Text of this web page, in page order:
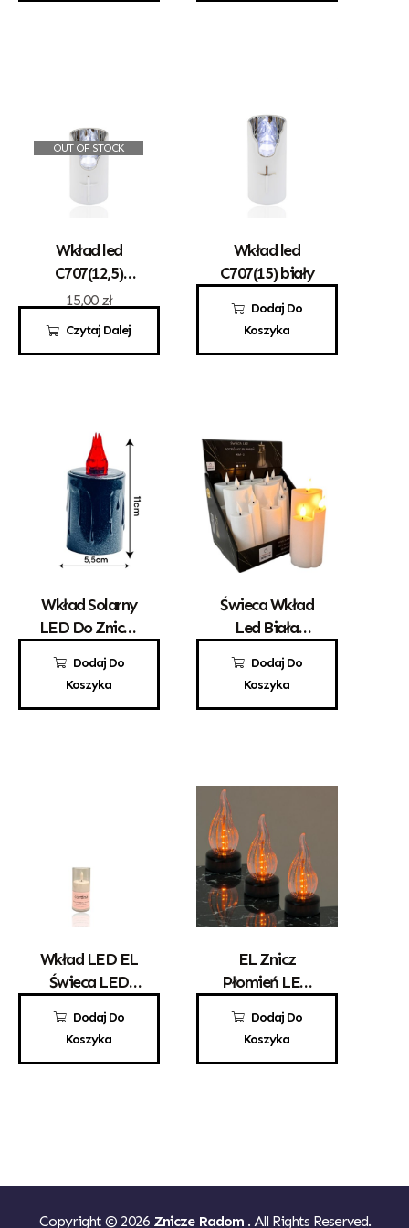
OUT OF STOCK
Czytaj Dalej
Wkład led
C707(12,5)
biały
15,00 zł
Dodaj Do
Koszyka
Wkład led
C707(15) biały
15,00 zł
Dodaj Do
Koszyka
Wkład Solarny
LED Do Zniczy
15,00 zł
Dodaj Do
Koszyka
Świeca Wkład
Led Biała
Płomień
15,00 zł
Dodaj Do
Koszyka
Wkład LED EL
Świeca LED
10,00 zł
Dodaj Do
Koszyka
EL Znicz
Płomień LED
15,00 zł
Copyright © 2026 Znicze Radom . All Rights Reserved.